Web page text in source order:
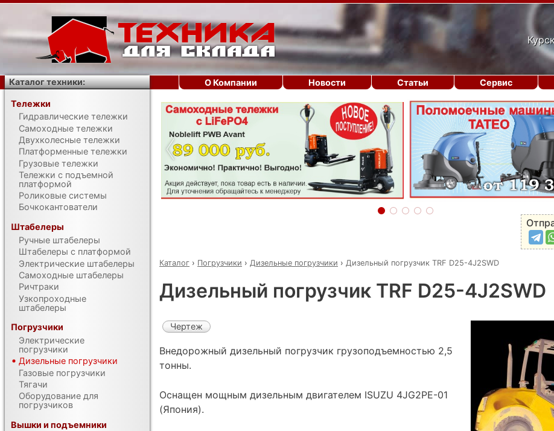
‹
Каталог › Погрузчики › Дизельные погрузчики › Дизельный погрузчик TRF D25-4J2SWD
Дизельный погрузчик TRF D25-4J2SWD
Чертеж
Внедорожный дизельный погрузчик грузоподъемностью 2,5
тонны.
Оснащен мощным дизельным двигателем ISUZU 4JG2PE-01
(Япония).
О Компании Новости Статьи Сервис
Каталог техники:
Тележки
Гидравлические тележки
Самоходные тележки
Двухколесные тележки
Платформенные тележки
Грузовые тележки
Тележки с подъемной
платформой
Роликовые системы
Бочкокантователи
Штабелеры
Ручные штабелеры
Штабелеры с платформой
Электрические штабелеры
Самоходные штабелеры
Ричтраки
Узкопроходные
штабелеры
Погрузчики
Электрические
погрузчики
Дизельные погрузчики
Газовые погрузчики
Тягачи
Оборудование для
погрузчиков
Вышки и подъемники